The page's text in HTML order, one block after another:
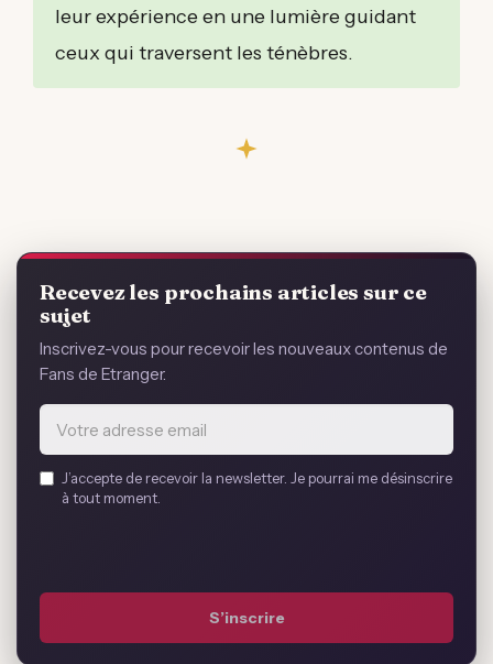
leur expérience en une lumière guidant
ceux qui traversent les ténèbres.
Recevez les prochains articles sur ce
sujet
Inscrivez-vous pour recevoir les nouveaux contenus de
Fans de Etranger.
addressJ’accepte de recevoir la newsletter. Je pourrai me désinscrire
à tout moment.
S’inscrire